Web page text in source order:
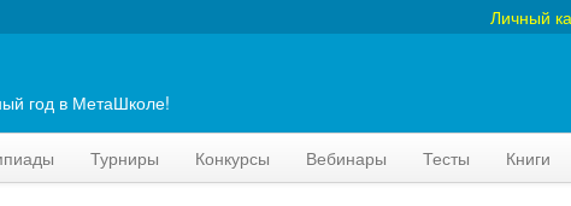
Личный
год в МетаШколе!
Турниры Конкурсы Вебинары Тесты Книги